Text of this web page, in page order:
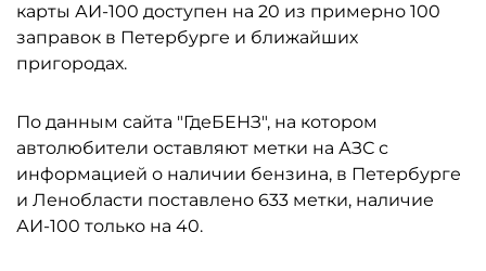
карты АИ-100 доступен на 20 из примерно 100
заправок в Петербурге и ближайших
пригородах.
По данным сайта "ГдеБЕНЗ", на котором
автолюбители оставляют метки на АЗС с
информацией о наличии бензина, в Петербурге
и Ленобласти поставлено 633 метки, наличие
АИ-100 только на 40.